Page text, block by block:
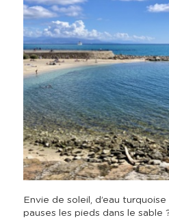
Envie de soleil, d’eau
pauses les pieds dans le sable